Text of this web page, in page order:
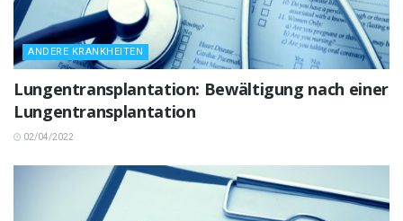
ANDERE KRANKHEITEN
Lungentransplantation: Bewältigung nach einer
Lungentransplantation
02/04/2022